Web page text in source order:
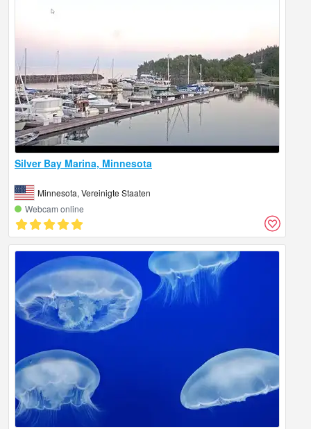
Silver Bay Marina, Minnesota
Minnesota, Vereinigte Staaten
Webcam online